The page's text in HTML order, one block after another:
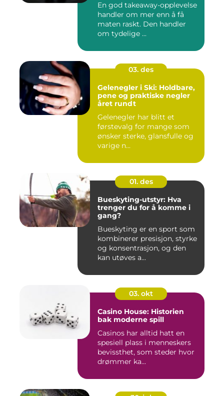
En god takeaway-opplevelse
handler om mer enn å få
maten raskt. Den handler
om tydelige ...
03. des
Gelenegler i Ski: Holdbare,
pene og praktiske negler
året rundt
Gelenegler har blitt et
førstevalg for mange som
ønsker sterke, glansfulle og
varige n...
01. des
Bueskyting-utstyr: Hva
trenger du for å komme i
gang?
Bueskyting er en sport som
kombinerer presisjon, styrke
og konsentrasjon, og den
kan utøves a...
03. okt
Casino House: Historien
bak moderne spill
Casinos har alltid hatt en
spesiell plass i menneskers
bevissthet, som steder hvor
drømmer ka...